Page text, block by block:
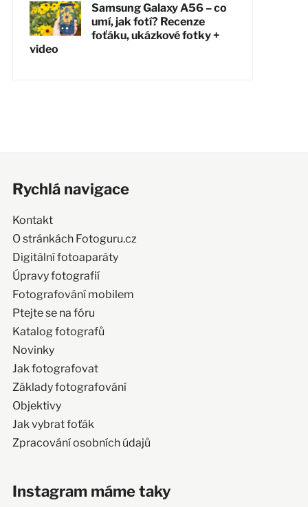
Samsung Galaxy A56 – co
umí, jak fotí? Recenze
foťáku, ukázkové fotky +
video
Rychlá navigace
Kontakt
O stránkách Fotoguru.cz
Digitální fotoaparáty
Úpravy fotografií
Fotografování mobilem
Ptejte se na fóru
Katalog fotografů
Novinky
Jak fotografovat
Základy fotografování
Objektivy
Jak vybrat foťák
Zpracování osobních údajů
Instagram máme taky